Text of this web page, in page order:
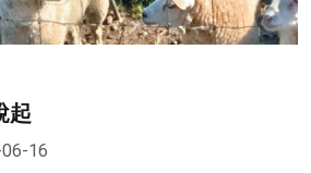
起
16